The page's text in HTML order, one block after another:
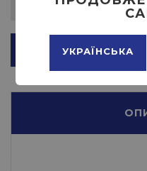
ДОБАВИТЬ ВУКРАЇНСЬКА